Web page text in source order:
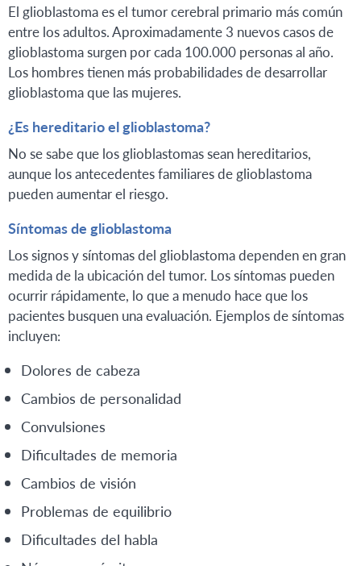
El glioblastoma es el tumor cerebral primario más común
entre los adultos. Aproximadamente 3 nuevos casos de
glioblastoma surgen por cada 100.000 personas al año.
Los hombres tienen más probabilidades de desarrollar
glioblastoma que las mujeres.
¿Es hereditario el glioblastoma?
No se sabe que los glioblastomas sean hereditarios,
aunque los antecedentes familiares de glioblastoma
pueden aumentar el riesgo.
Síntomas de glioblastoma
Los signos y síntomas del glioblastoma dependen en gran
medida de la ubicación del tumor. Los síntomas pueden
ocurrir rápidamente, lo que a menudo hace que los
pacientes busquen una evaluación. Ejemplos de síntomas
incluyen:
Dolores de cabeza
Cambios de personalidad
Convulsiones
Dificultades de memoria
Cambios de visión
Problemas de equilibrio
Dificultades del habla